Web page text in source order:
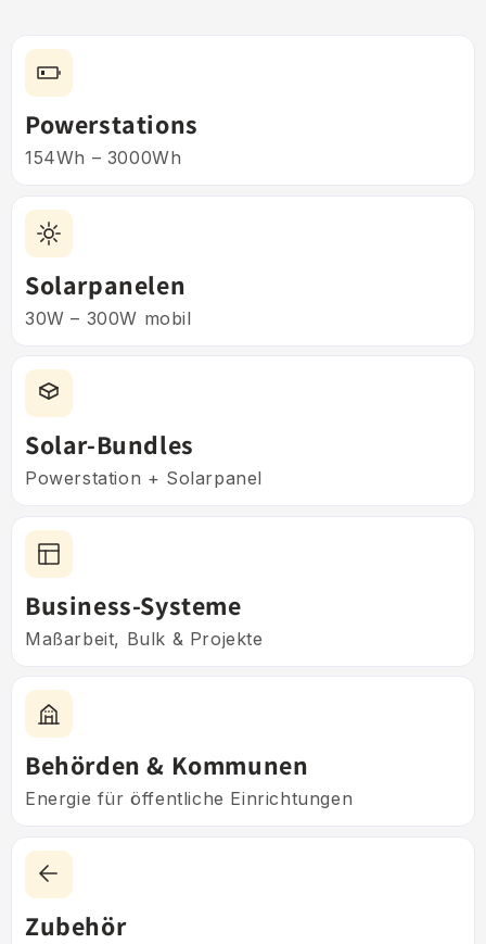
Powerstations
154Wh – 3000Wh
Solarpanelen
30W – 300W mobil
Solar-Bundles
Powerstation + Solarpanel
Business-Systeme
Maßarbeit, Bulk & Projekte
Behörden & Kommunen
Energie für öffentliche Einrichtungen
Zubehör